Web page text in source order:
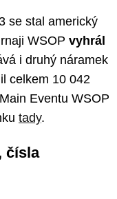
se stal americký
WSOP vyhrál
i druhý náramek
celkem 10 042
Eventu WSOP
tady.
čísla